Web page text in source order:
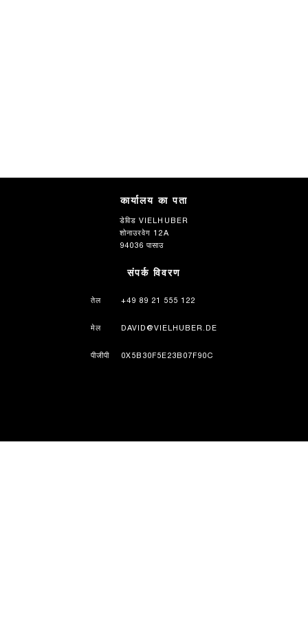
कार्यालय का पता
डेविड VIELHUBER
शोनाउरवेग 12A
94036 पासाउ
संपर्क विवरण
तेल +49 89 21 555 122
मेल DAVID@VIELHUBER.DE
पीजीपी 0X5B30F5E23B07F90C